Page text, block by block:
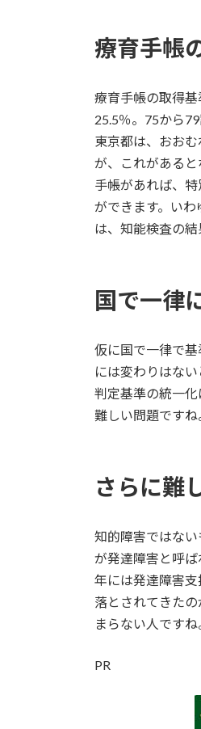
療育手帳
療育手帳の取得
25.5％。75から
東京都は、おお
が、これがあると
手帳があれば、
ができます。い
は、知能検査の結
国で一律
仮に国で一律で
には変わりはな
判定基準の統一化
難しい問題です
さらに難
知的障害ではな
が発達障害と呼
年には発達障害
落とされてきた
まらない人です
PR